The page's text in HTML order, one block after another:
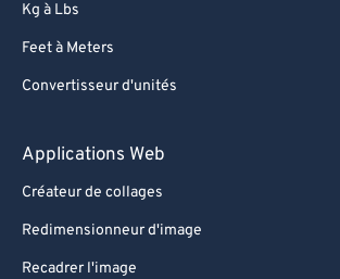
Kg à Lbs
Feet à Meters
Convertisseur d'unités
Applications Web
Créateur de collages
Redimensionneur d'image
Recadrer l'image